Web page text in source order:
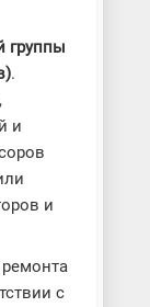
группы
.
и
и
с